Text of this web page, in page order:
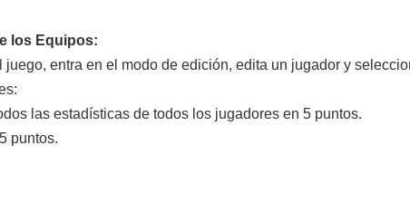
los Equipos:
entra en el modo de edición, edita un jugador y
las estadísticas de todos los jugadores en 5 puntos.
puntos.